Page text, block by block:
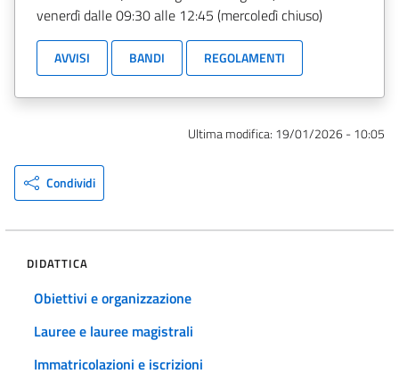
venerdì dalle 09:30 alle 12:45 (mercoledì chiuso)
AVVISI BANDI REGOLAMENTI
Ultima modifica: 19/01/2026 - 10:05
Condividi
DIDATTICA
Obiettivi e organizzazione
Lauree e lauree magistrali
Immatricolazioni e iscrizioni